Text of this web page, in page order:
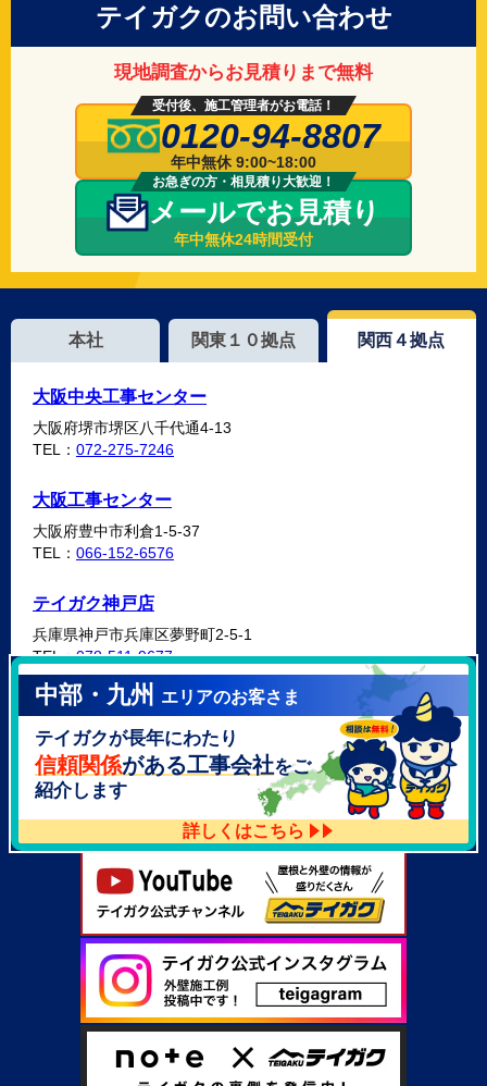
テイガクのお問い合わせ
現地調査からお見積りまで無料
受付後、施工管理者がお電話！
0120-94-8807
年中無休 9:00~18:00
お急ぎの方・相見積り大歓迎！
メールでお見積り
年中無休24時間受付
本社 関東１０拠点 関西４拠点
大阪中央工事センター
大阪府堺市堺区八千代通4-13
TEL： 072-275-7246
大阪工事センター
大阪府豊中市利倉1-5-37
TEL： 066-152-6576
テイガク神戸店
兵庫県神戸市兵庫区夢野町2-5-1
TEL：078-511-9677
テイガク泉北・泉南店
大阪府泉北郡忠岡町高月南3-14
TEL：072-521-2637
中部・九州 エリアのお客さま
テイガクが長年にわたり
信頼関係がある工事会社をご
紹介します
詳しくはこちら